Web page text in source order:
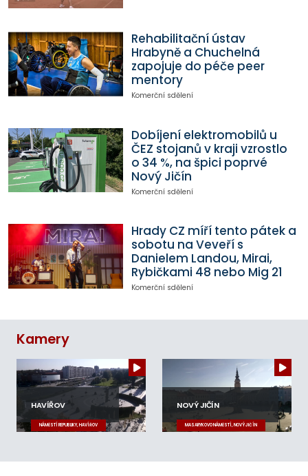
Rehabilitační ústav
Hrabyně a Chuchelná
zapojuje do péče peer
mentory
Komerční sdělení
Dobíjení elektromobilů u
ČEZ stojanů v kraji vzrostlo
o 34 %, na špici poprvé
Nový Jičín
Komerční sdělení
Hrady CZ míří tento pátek a
sobotu na Veveří s
Danielem Landou, Mirai,
Rybičkami 48 nebo Mig 21
Komerční sdělení
Kamery
HAVÍŘOV
NÁMĚSTÍ REPUBLIKY, HAVÍŘOV
NOVÝ JIČÍN
MASARYKOVO NÁMĚSTÍ, NOVÝ JIČÍN